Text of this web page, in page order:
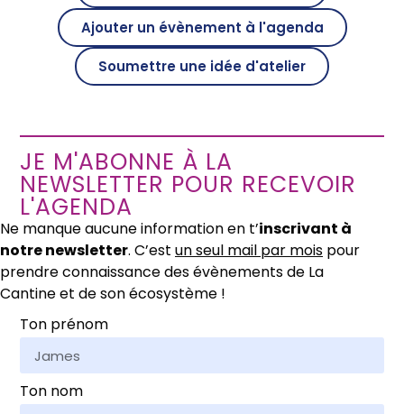
Ajouter un évènement à l'agenda
Soumettre une idée d'atelier
JE M'ABONNE À LA
NEWSLETTER POUR RECEVOIR
L'AGENDA
Ne manque aucune information en t’inscrivant à
notre newsletter. C’est un seul mail par mois pour
prendre connaissance des évènements de La
Cantine et de son écosystème !
Ton prénom
Ton nom